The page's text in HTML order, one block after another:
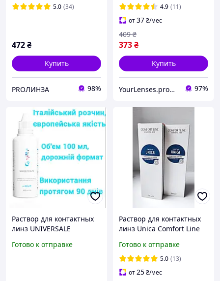
5.0 (34)
472₴
Купить
PROЛИНЗА 98%
4.9 (11)
от37₴/мес
373₴
409 ₴
Купить
YourLenses.prom.ua 97%
Раствор для контактных
линз UNIVERSALE
Универсальное средство
Готово к отправке
Раствор для контактных
линз Unica Comfort Line
(экономия, запас на 6
месяцев)
Готово к отправке
5.0 (13)
от25₴/мес